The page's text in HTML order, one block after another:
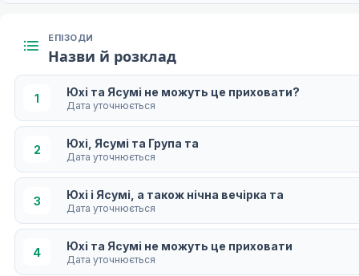
ЕПІЗОДИ
Назви й розклад
1 Юхі та Ясумі не можуть це приховати?
Дата уточнюється
2 Юхі, Ясумі та Група та
Дата уточнюється
3 Юхі і Ясумі, а також нічна вечірка та
Дата уточнюється
4 Юхі та Ясумі не можуть це приховати
Дата уточнюється